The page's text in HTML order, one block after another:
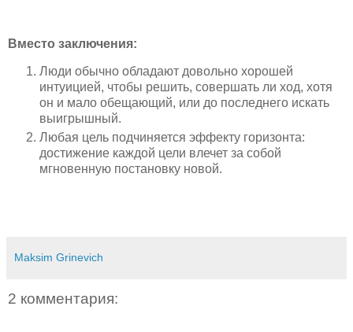
Вместо заключения:
Люди обычно обладают довольно хорошей
интуицией, чтобы решить, совершать ли ход, хотя
он и мало обещающий, или до последнего искать
выигрышный.
Любая цель подчиняется эффекту горизонта:
достижение каждой цели влечет за собой
мгновенную постановку новой.
Maksim Grinevich
2 комментария: